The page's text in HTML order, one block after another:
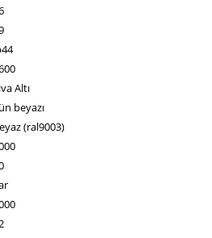
Altı
beyazı
(ral9003)